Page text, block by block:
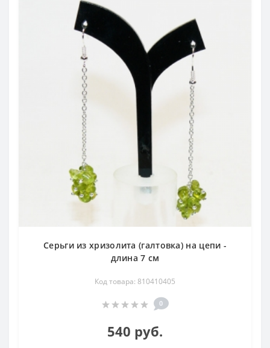
Серьги из хризолита (галтовка) на цепи -
длина 7 см
Код товара: 810410405
0
540 руб.